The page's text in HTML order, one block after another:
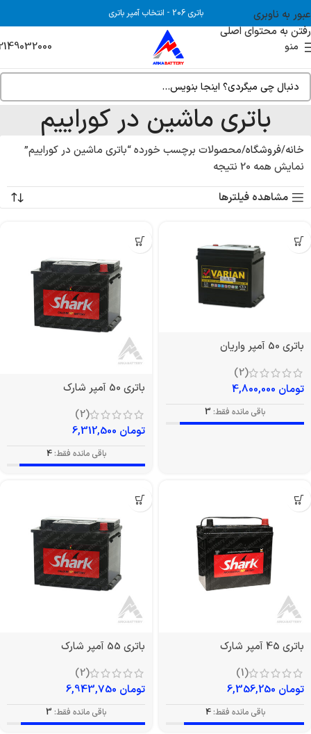
عبور به ناوبری
رفتن به محتوای اصلی
باتری 206 - انتخاب آمپر باتری
منو
باتری ماشین در کوراییم
خانه فروشگاه محصولات برچسب خورده “باتری ماشین در کوراییم”
نمایش همه 20 نتیجه
مشاهده فیلترها
باتری 50 آمپر واریان
(2)
تومان
باقی مانده فقط: 3
باتری 50 آمپر شارک
(2)
تومان
باقی مانده فقط: 4
باتری 45 آمپر شارک
(1)
تومان
باقی مانده فقط: 4
باتری 55 آمپر شارک
(2)
تومان
باقی مانده فقط: 3